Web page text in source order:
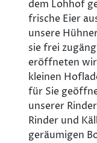
dem Lohhof
frische Eier
unsere
sie frei
eröffneten wir
kleinen
für Sie
unserer
Rinder und
geräumigen